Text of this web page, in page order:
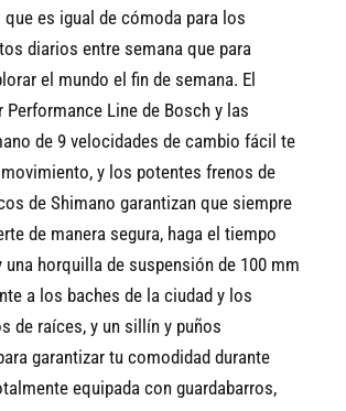
es igual de cómoda para los
diarios entre semana que para
el mundo el fin de semana. El
Line de Bosch y las
de 9 velocidades de cambio fácil te
y los potentes frenos de
de Shimano garantizan que siempre
de manera segura, haga el tiempo
una horquilla de suspensión de 100 mm
a los baches de la ciudad y los
de raíces, y un sillín y puños
garantizar tu comodidad durante
equipada con guardabarros,